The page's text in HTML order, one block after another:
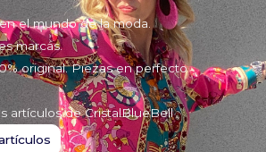
el mundo de la moda.
marcas.
original. Piezas en perfecto
artículos de CristalBlueBell